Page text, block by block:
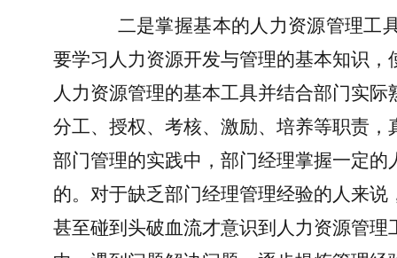
二是掌握基本的人力资源管理工
要学习人力资源开发与管理的基本知识
人力资源管理的基本工具并结合部门实
分工、授权、考核、激励、培养等职责
部门管理的实践中，部门经理掌握一定
的。对于缺乏部门经理管理经验的人来
甚至碰到头破血流才意识到人力资源管